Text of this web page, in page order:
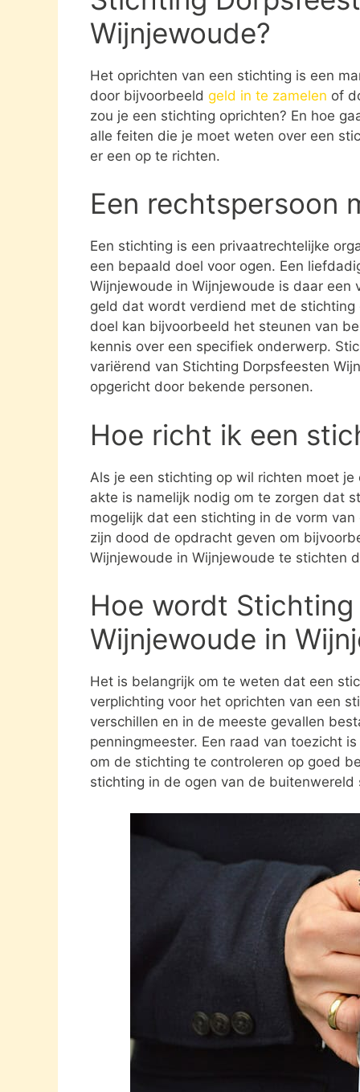
Wijnjewoude?
Het oprichten van een stichting is een
door bijvoorbeeld geld in te zamelen of
zou je een stichting oprichten? En hoe
alle feiten die je moet weten over een
er een op te richten.
Een rechtspersoon
Een stichting is een privaatrechtelijke
een bepaald doel voor ogen. Een
Wijnjewoude in Wijnjewoude is daar
geld dat wordt verdiend met de
doel kan bijvoorbeeld het steunen van
kennis over een specifiek onderwerp.
variërend van Stichting Dorpsfeesten
opgericht door bekende personen.
Hoe richt ik een
Als je een stichting op wil richten moet
akte is namelijk nodig om te zorgen dat
mogelijk dat een stichting in de vorm
zijn dood de opdracht geven om
Wijnjewoude in Wijnjewoude te stichten
Hoe wordt
Wijnjewoude in
Het is belangrijk om te weten dat een
verplichting voor het oprichten van een
verschillen en in de meeste gevallen
penningmeester. Een raad van toezicht
om de stichting te controleren op goed
stichting in de ogen van de